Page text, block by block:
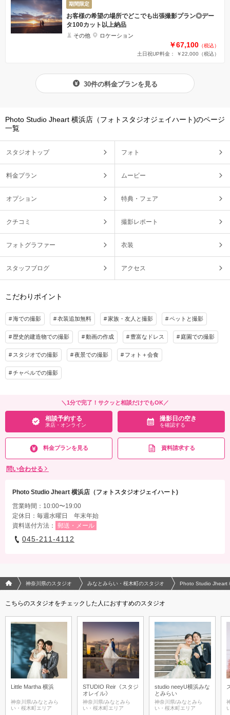
期間限定
お客様の希望の場所でどこでも出張撮影プラン◎デー
タ100カット以上納品
その他 ロケーション
￥67,100 （税込）
土日祝UP料金： ￥22,000 （税込）
30件の料金プランを見る
Photo Studio Jheart 横浜店（フォトスタジオジェイハート)のページ
一覧
スタジオトップ フォト
料金プラン ムービー
オプション 特典・フェア
クチコミ 撮影レポート
フォトグラファー 衣装
スタッフブログ アクセス
こだわりポイント
海での撮影 衣装追加無料 家族・友人と撮影 ペットと撮影
歴史的建造物での撮影 動画の作成 豊富なドレス 庭園での撮影
スタジオでの撮影 夜景での撮影 フォト＋会食
チャペルでの撮影
＼1分で完了！サクッと相談だけでもOK／
相談予約する
来店・オンライン
撮影日の空き
を確認する
料金プランを見る 資料請求する
問い合わせる
Photo Studio Jheart 横浜店（フォトスタジオジェイハート)
営業時間：10:00〜19:00
定休日：毎週水曜日 年末年始
資料送付方法：
郵送・メール
045-211-4112
フォトウエディング/結婚写真のPhotorait ホーム
神奈川県のスタジオ みなとみらい・桜木町のスタジオ Photo Studio Jheart
こちらのスタジオをチェックした人におすすめのスタジオ
Little Martha 横浜
神奈川県/みなとみら
い・桜木町エリア
STUDIO Reir《スタジ
オレイル》
神奈川県/みなとみら
い・桜木町エリア
studio neeyU横浜みな
とみらい
神奈川県/みなとみら
い・桜木町エリア